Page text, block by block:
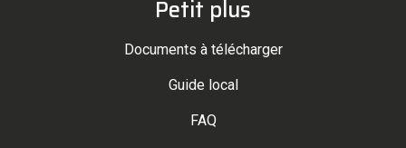
Petit plus
Documents à télécharger
Guide local
FAQ